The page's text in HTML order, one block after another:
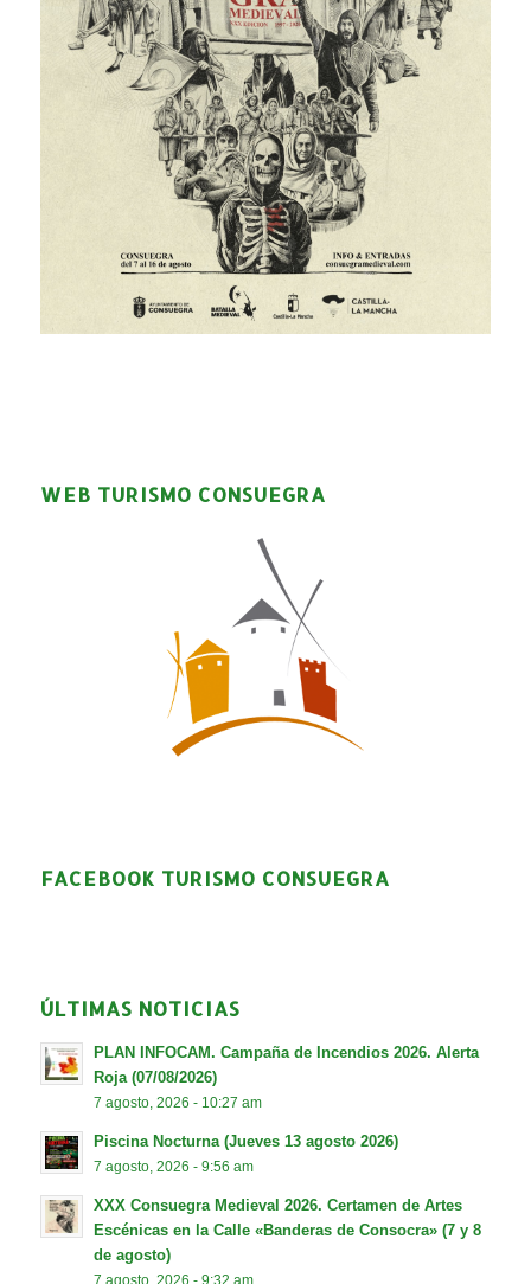
WEB TURISMO CONSUEGRA
FACEBOOK TURISMO CONSUEGRA
ÚLTIMAS NOTICIAS
PLAN INFOCAM. Campaña de Incendios 2026. Alerta
Roja (07/08/2026)
7 agosto, 2026 - 10:27 am
Piscina Nocturna (Jueves 13 agosto 2026)
7 agosto, 2026 - 9:56 am
XXX Consuegra Medieval 2026. Certamen de Artes
Escénicas en la Calle «Banderas de Consocra» (7 y 8
de agosto)
7 agosto, 2026 - 9:32 am